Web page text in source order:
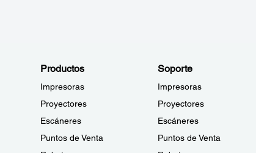
Productos
Impresoras
Proyectores
Escáneres
Puntos de Venta
Soporte
Impresoras
Proyectores
Escáneres
Puntos de Venta